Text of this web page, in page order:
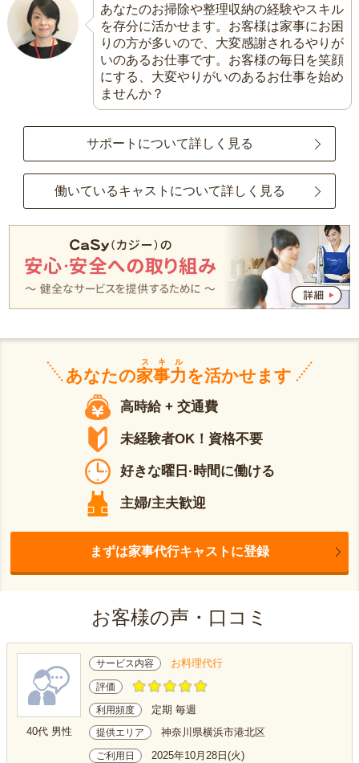
あなたのお掃除や整理収納の経験やスキル
を存分に活かせます。お客様は家事にお困
りの方が多いので、大変感謝されるやりが
いのあるお仕事です。お客様の毎日を笑顔
にする、大変やりがいのあるお仕事を始め
ませんか？
サポートについて詳しく見る
働いているキャストについて詳しく見る
あなたの家事力
スキル
を活かせます
高時給 + 交通費
未経験者OK！資格不要
好きな曜日·時間に働ける
主婦/主夫歓迎
まずは家事代行キャストに登録
お客様の声・口コミ
40代 男性
サービス内容 お料理代行
評価
利用頻度 定期 毎週
提供エリア 神奈川県横浜市港北区
ご利用日 2025年10月28日(火)